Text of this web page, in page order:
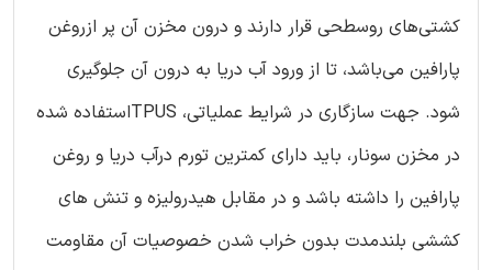
کشتی‌های روسطحی قرار دارند و درون مخزن آن پر ازروغن
پارافین می‌باشد، تا از ورود آب دریا به درون آن جلوگیری
شود. جهت سازگاری در شرایط عملیاتی، TPUSاستفاده شده
در مخزن سونار، باید دارای کمترین تورم درآب دریا و روغن
پارافین را داشته باشد و در مقابل هیدرولیزه و تنش های
کششی بلندمدت بدون خراب شدن خصوصیات آن مقاومت